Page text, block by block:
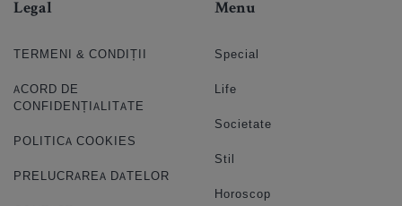
Legal
TERMENI & CONDIȚII
ACORD DE
CONFIDENȚIALITATE
POLITICA COOKIES
PRELUCRAREA DATELOR
Menu
Special
Life
Societate
Stil
Horoscop